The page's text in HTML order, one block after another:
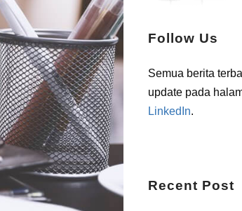
Follow Us
Semua berita
update pada
LinkedIn.
Recent Post